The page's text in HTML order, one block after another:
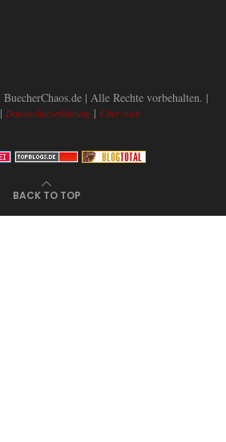
| Alle Rechte vorbehalten. |
| Datenschutzerklärung| Über mich
BACK TO TOP